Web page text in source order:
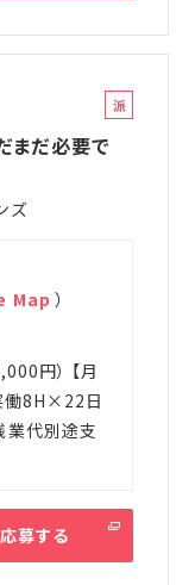
派
まだ必要で
ズ
Map ）
円） 【月
働8H×22日
代別途支
応募する